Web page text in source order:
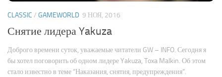
CLASSIC / GAMEWORLD 9 НОЯ, 2016
Снятие лидера Yakuza
Доброго времени суток, уважаемые читатели GW – INFO. Сегодня я
бы хотел поговорить об одном лидере Yakuza, Toxa Malkin. Об этом
стало известно в теме “Наказания, снятия, предупреждения”.